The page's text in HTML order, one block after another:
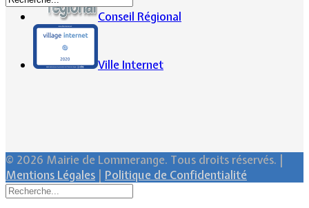
Conseil Régional
Ville Internet
© 2026 Mairie de Lommerange. Tous droits réservés. |
Mentions Légales
Politique de Confidentialité